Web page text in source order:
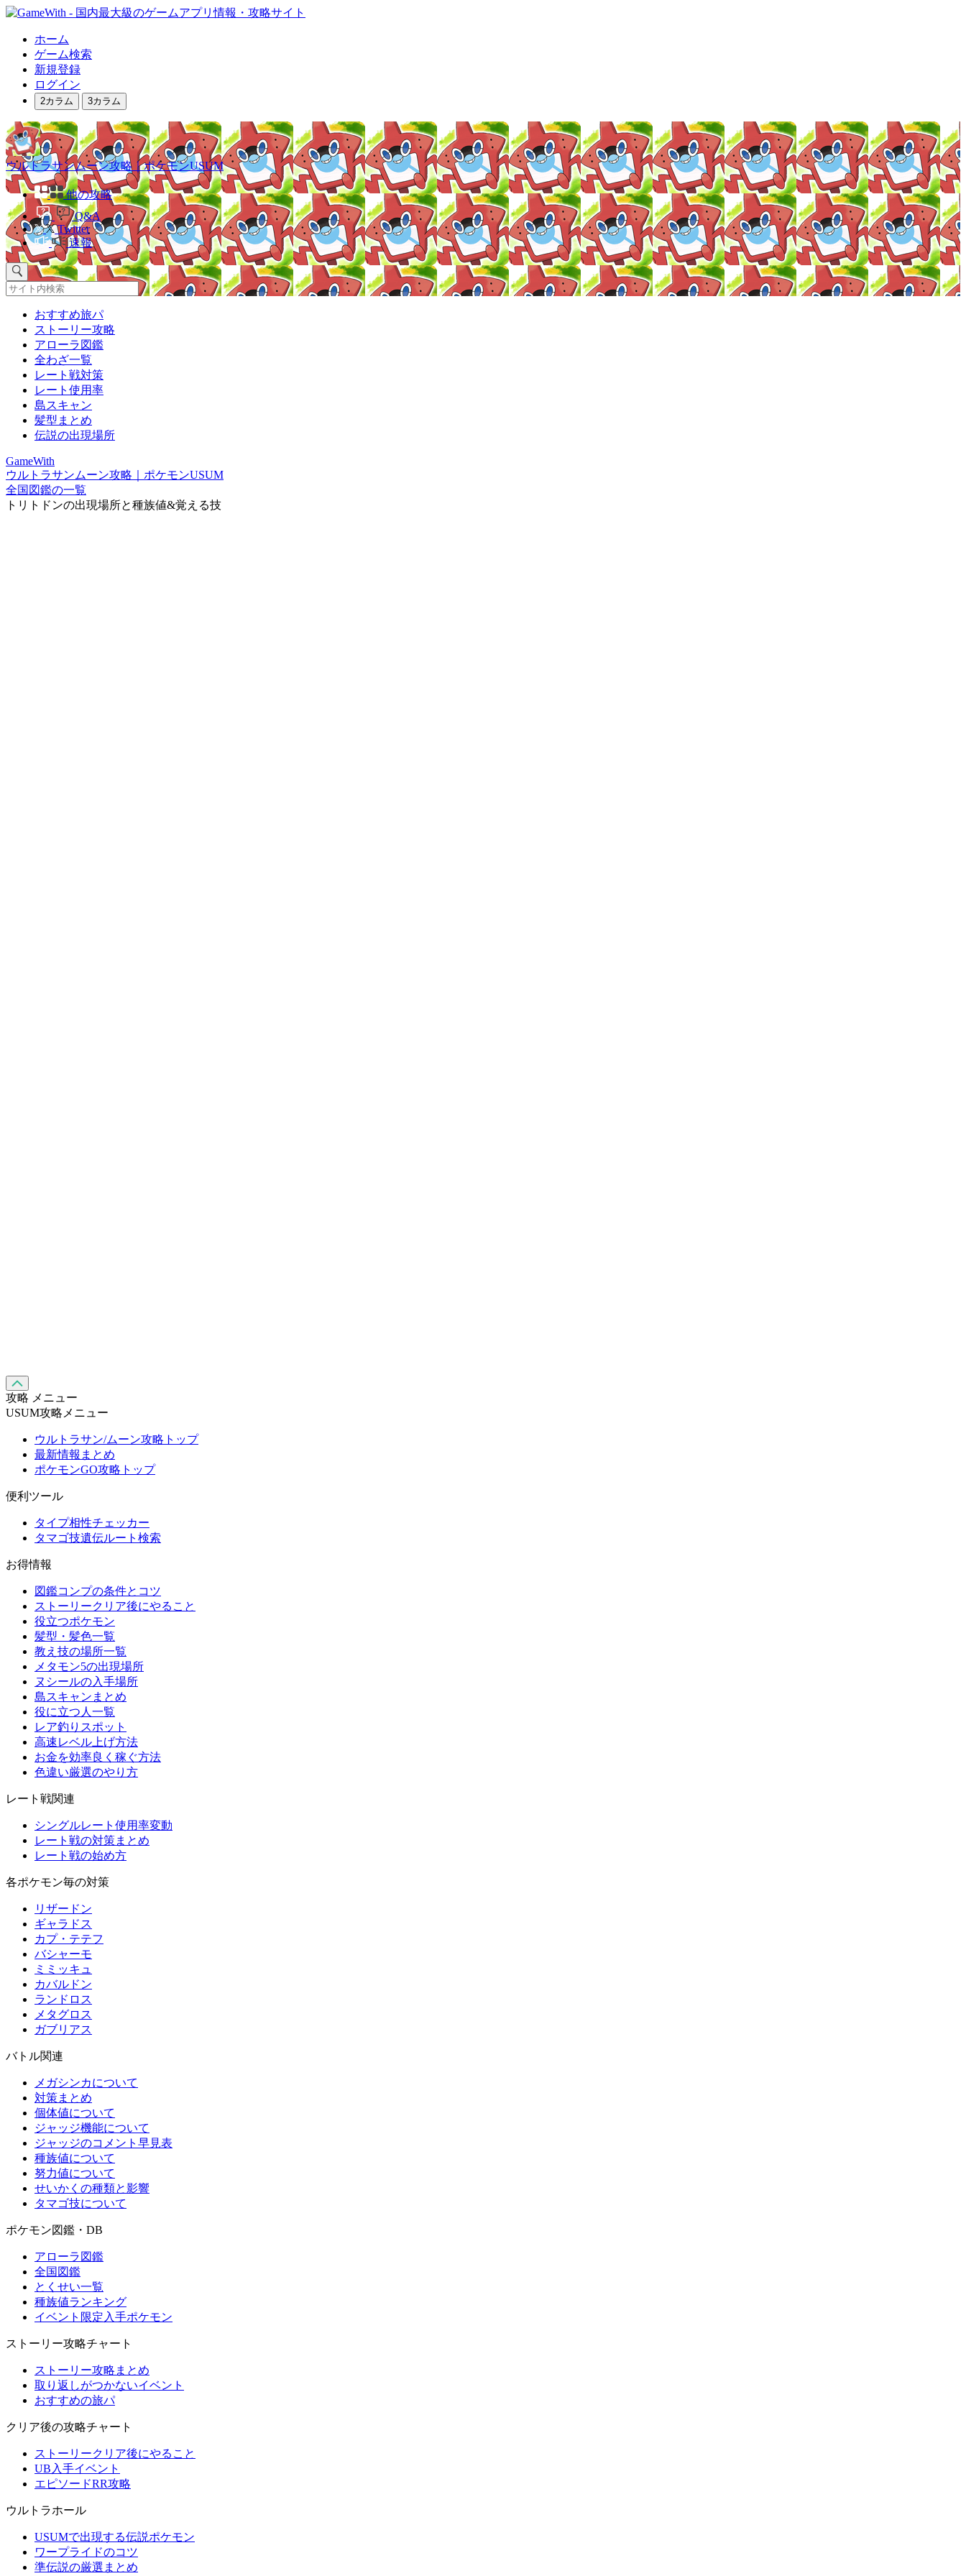
ホーム
ゲーム検索
新規登録
ログイン
2カラム 3カラム
ウルトラサンムーン攻略｜ポケモンUSUM
他の攻略
Q&A
Twitter
速報
おすすめ旅パ
ストーリー攻略
アローラ図鑑
全わざ一覧
レート戦対策
レート使用率
島スキャン
髪型まとめ
伝説の出現場所
GameWith
ウルトラサンムーン攻略｜ポケモンUSUM
全国図鑑の一覧
トリトドンの出現場所と種族値&覚える技
攻略 メニュー
USUM攻略メニュー
ウルトラサン/ムーン攻略トップ
最新情報まとめ
ポケモンGO攻略トップ
便利ツール
タイプ相性チェッカー
タマゴ技遺伝ルート検索
お得情報
図鑑コンプの条件とコツ
ストーリークリア後にやること
役立つポケモン
髪型・髪色一覧
教え技の場所一覧
メタモン5の出現場所
ヌシールの入手場所
島スキャンまとめ
役に立つ人一覧
レア釣りスポット
高速レベル上げ方法
お金を効率良く稼ぐ方法
色違い厳選のやり方
レート戦関連
シングルレート使用率変動
レート戦の対策まとめ
レート戦の始め方
各ポケモン毎の対策
リザードン
ギャラドス
カプ・テテフ
バシャーモ
ミミッキュ
カバルドン
ランドロス
メタグロス
ガブリアス
バトル関連
メガシンカについて
対策まとめ
個体値について
ジャッジ機能について
ジャッジのコメント早見表
種族値について
努力値について
せいかくの種類と影響
タマゴ技について
ポケモン図鑑・DB
アローラ図鑑
全国図鑑
とくせい一覧
種族値ランキング
イベント限定入手ポケモン
ストーリー攻略チャート
ストーリー攻略まとめ
取り返しがつかないイベント
おすすめの旅パ
クリア後の攻略チャート
ストーリークリア後にやること
UB入手イベント
エピソードRR攻略
ウルトラホール
USUMで出現する伝説ポケモン
ワープライドのコツ
準伝説の厳選まとめ